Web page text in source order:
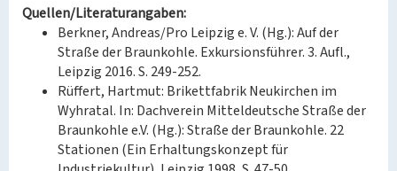
Quellen/Literaturangaben:
Berkner, Andreas/Pro Leipzig e. V. (Hg.): Auf der
Straße der Braunkohle. Exkursionsführer. 3. Aufl.,
Leipzig 2016. S. 249-252.
Rüffert, Hartmut: Brikettfabrik Neukirchen im
Wyhratal. In: Dachverein Mitteldeutsche Straße der
Braunkohle e.V. (Hg.): Straße der Braunkohle. 22
Stationen (Ein Erhaltungskonzept für